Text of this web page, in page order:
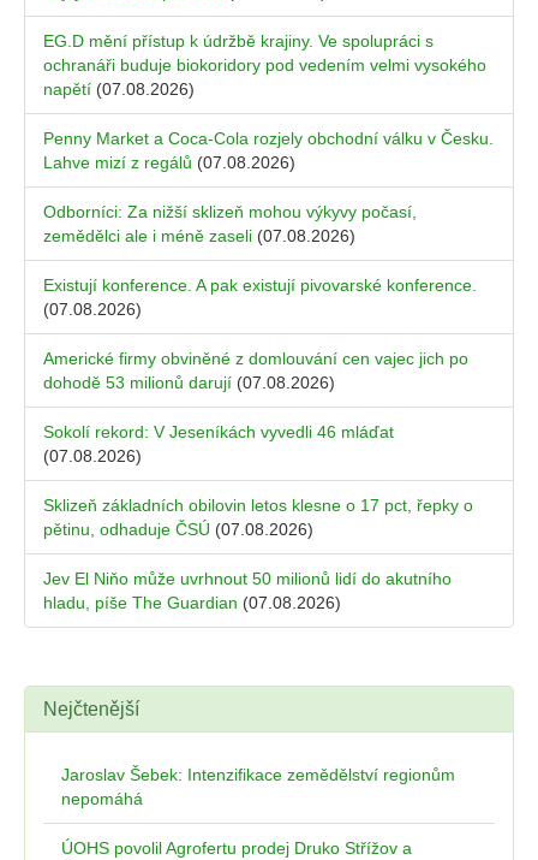
EG.D mění přístup k údržbě krajiny. Ve spolupráci s
ochranáři buduje biokoridory pod vedením velmi vysokého
napětí (07.08.2026)
Penny Market a Coca-Cola rozjely obchodní válku v Česku.
Lahve mizí z regálů (07.08.2026)
Odborníci: Za nižší sklizeň mohou výkyvy počasí,
zemědělci ale i méně zaseli (07.08.2026)
Existují konference. A pak existují pivovarské konference.
(07.08.2026)
Americké firmy obviněné z domlouvání cen vajec jich po
dohodě 53 milionů darují (07.08.2026)
Sokolí rekord: V Jeseníkách vyvedli 46 mláďat
(07.08.2026)
Sklizeň základních obilovin letos klesne o 17 pct, řepky o
pětinu, odhaduje ČSÚ (07.08.2026)
Jev El Niňo může uvrhnout 50 milionů lidí do akutního
hladu, píše The Guardian (07.08.2026)
Nejčtenější
Jaroslav Šebek: Intenzifikace zemědělství regionům
nepomáhá
ÚOHS povolil Agrofertu prodej Druko Střížov a